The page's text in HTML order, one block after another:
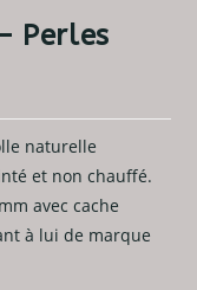
Perles
naturelle
et non chauffé.
avec cache
à lui de marque